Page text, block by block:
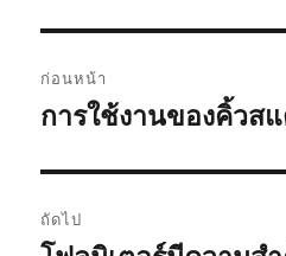
เรื่อง
ก่อนหน้า
เรื่อง
หน้า:
การใช้งานของคิ้วส
ถัดไป